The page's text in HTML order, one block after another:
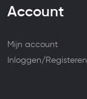
Account
Mijn account
Inloggen/Registeren